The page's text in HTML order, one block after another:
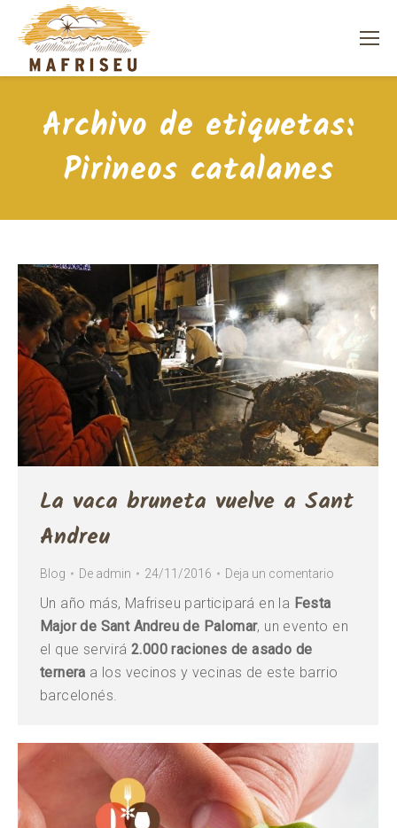
Archivo de etiquetas:
Pirineos catalanes
La vaca bruneta vuelve a Sant
Andreu
Blog De admin 24/11/2016 Deja un comentario
Un año más, Mafriseu participará en la Festa
Major de Sant Andreu de Palomar, un evento en
el que servirá2.000 raciones de asado de
ternera a los vecinos y vecinas de este barrio
barcelonés.